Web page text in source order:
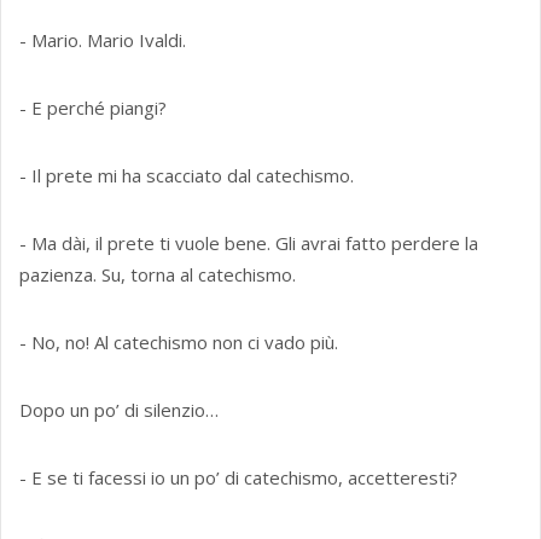
- Mario. Mario Ivaldi.
- E perché piangi?
- Il prete mi ha scacciato dal catechismo.
- Ma dài, il prete ti vuole bene. Gli avrai fatto perdere la
pazienza. Su, torna al catechismo.
- No, no! Al catechismo non ci vado più.
Dopo un po’ di silenzio…
- E se ti facessi io un po’ di catechismo, accetteresti?